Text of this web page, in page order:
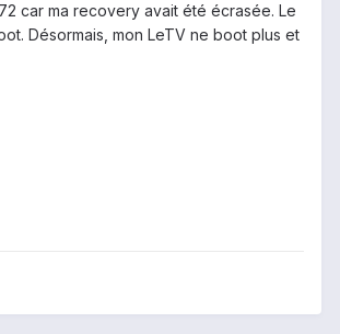
car ma recovery avait été écrasée. Le
Désormais, mon LeTV ne boot plus et